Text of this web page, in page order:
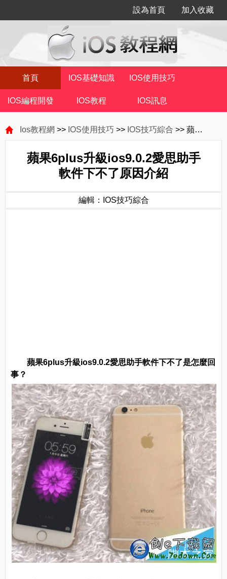
設為首頁 加入收藏
首頁 IOS基礎知識 IOS使用技巧
IOS編程開發 IOS教程 IOS訊息
Ios教程網 >> IOS使用技巧 >> IOS技巧綜合 >> 蘋果6plus升級ios9.0.2愛思助手軟件下不了原因介紹
蘋果6plus升級ios9.0.2愛思助手
軟件下不了原因介紹
編輯：IOS技巧綜合
蘋果6plus升級ios9.0.2愛思助手軟件下不了是怎麼回
事？